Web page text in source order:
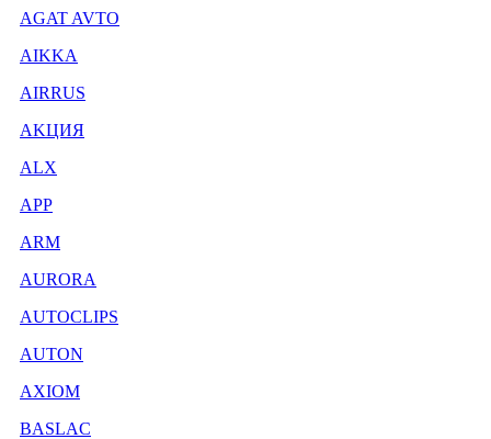
AGAT AVTO
AIKKA
AIRRUS
AKЦИЯ
ALX
APP
ARM
AURORA
AUTOCLIPS
AUTON
AXIOM
BASLAC